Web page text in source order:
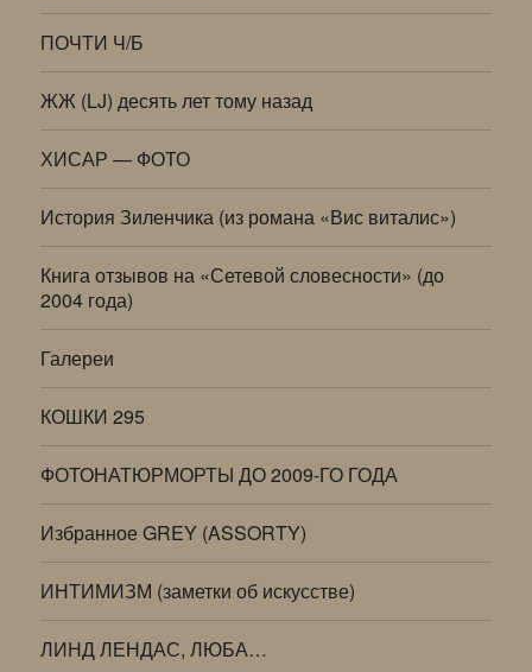
ПОЧТИ Ч/Б
ЖЖ (LJ) десять лет тому назад
ХИСАР — ФОТО
История Зиленчика (из романа «Вис виталис»)
Книга отзывов на «Сетевой словесности» (до
2004 года)
Галереи
КОШКИ 295
ФОТОНАТЮРМОРТЫ ДО 2009-ГО ГОДА
Избранное GREY (ASSORTY)
ИНТИМИЗМ (заметки об искусстве)
ЛИНД ЛЕНДАС, ЛЮБА…